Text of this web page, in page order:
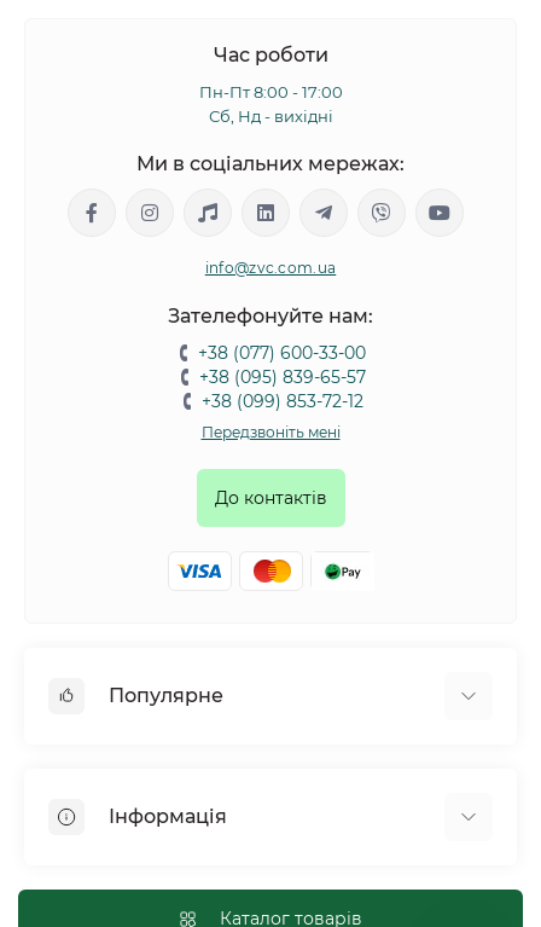
Час роботи
Пн-Пт 8:00 - 17:00
Сб, Нд - вихідні
Ми в соціальних мережах:
info@zvc.com.ua
Зателефонуйте нам:
+38 (077) 600-33-00
+38 (095) 839-65-57
+38 (099) 853-72-12
Передзвоніть мені
До контактів
Популярне
Птахи
Рептилії
Інформація
Оплата і доставка
Каталог товарів